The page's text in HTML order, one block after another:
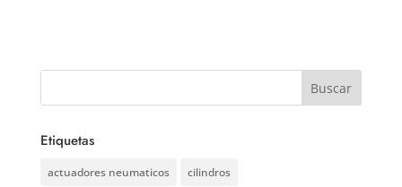
Etiquetas
actuadores neumaticos cilindros